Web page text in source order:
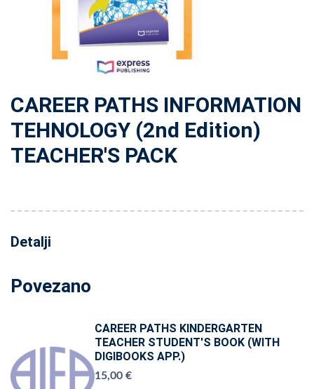
CAREER PATHS INFORMATION
TEHNOLOGY (2nd Edition)
TEACHER'S PACK
Detalji
Povezano
CAREER PATHS KINDERGARTEN
TEACHER STUDENT'S BOOK (WITH
DIGIBOOKS APP.)
15,00 €